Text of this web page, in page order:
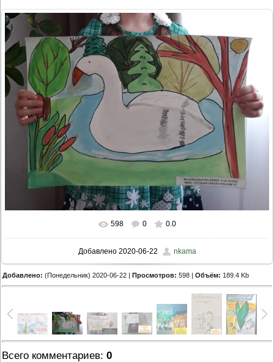
598 0 0.0
Добавлено2020-06-22 nkama
Добавлено: (Понедельник) 2020-06-22 | Просмотров: 598 | Объём: 189.4 Kb
Всего комментариев: 0